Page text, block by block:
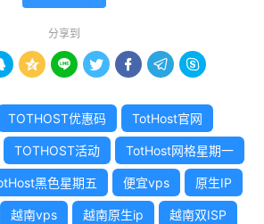
分享到
     
TOTHOST优惠码 TotHost官网
TOTHOST活动 TotHost网格星期一
黑色星期五 便宜vps 原生IP
越南vps 越南原生ip 越南双ISP